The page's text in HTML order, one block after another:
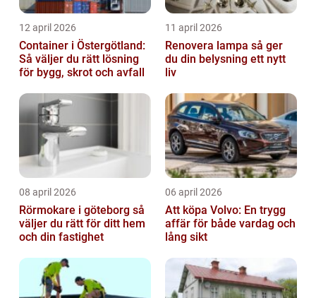
12 april 2026
Container i Östergötland:
Så väljer du rätt lösning
för bygg, skrot och avfall
11 april 2026
Renovera lampa så ger
du din belysning ett nytt
liv
08 april 2026
Rörmokare i göteborg så
väljer du rätt för ditt hem
och din fastighet
06 april 2026
Att köpa Volvo: En trygg
affär för både vardag och
lång sikt